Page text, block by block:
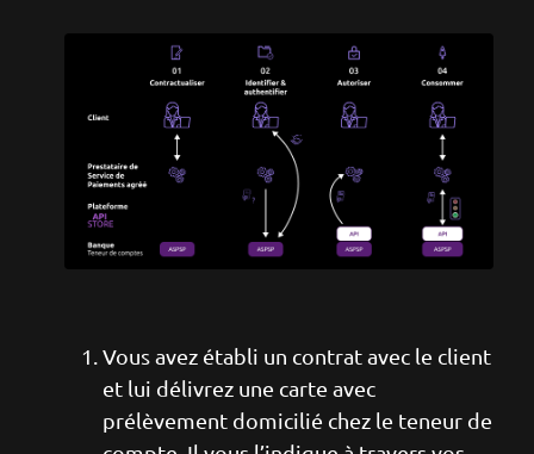
Vous avez établi un contrat avec le client
et lui délivrez une carte avec
prélèvement domicilié chez le teneur de